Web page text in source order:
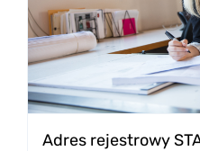
Adres rejestrowy